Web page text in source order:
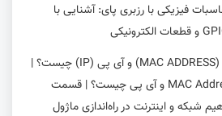
فیزیکی با رزبری پای: آشنایی با
مک آدرس (MAC ADDRESS) و آی پی (IP) چیست؟ |
تفاوت MAC Address و آی پی چیست؟ | قسمت
شبکه و اینترنت در راه‌اندازی ماژول